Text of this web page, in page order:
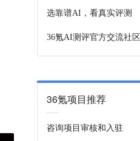
选靠谱AI，看真实评测
36氪AI测评官方交流社区
36氪项目推荐
咨询项目审核和入驻